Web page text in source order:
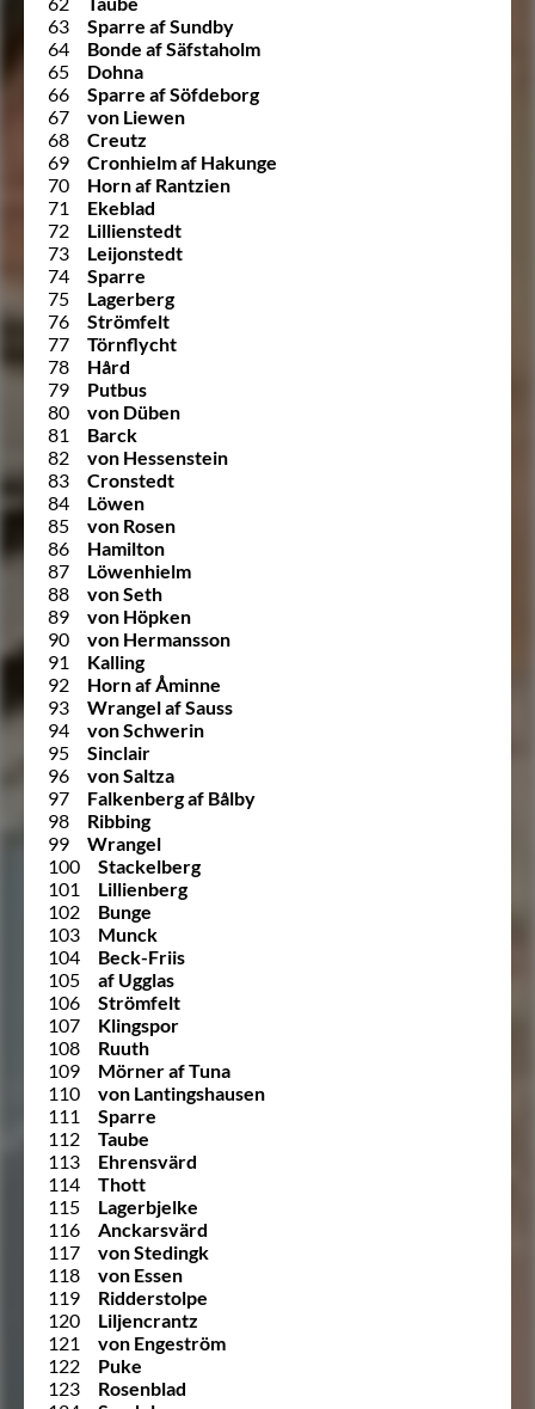
63
Sparre af Sundby
64
Bonde af Säfstaholm
65
Dohna
66
Sparre af Söfdeborg
67
von Liewen
68
Creutz
69
Cronhielm af Hakunge
70
Horn af Rantzien
71
Ekeblad
72
Lillienstedt
73
Leijonstedt
74
Sparre
75
Lagerberg
76
Strömfelt
77
Törnflycht
78
Hård
79
Putbus
80
von Düben
81
Barck
82
von Hessenstein
83
Cronstedt
84
Löwen
85
von Rosen
86
Hamilton
87
Löwenhielm
88
von Seth
89
von Höpken
90
von Hermansson
91
Kalling
92
Horn af Åminne
93
Wrangel af Sauss
94
von Schwerin
95
Sinclair
96
von Saltza
97
Falkenberg af Bålby
98
Ribbing
99
Wrangel
100
Stackelberg
101
Lillienberg
102
Bunge
103
Munck
104
Beck-Friis
105
af Ugglas
106
Strömfelt
107
Klingspor
108
Ruuth
109
Mörner af Tuna
110
von Lantingshausen
111
Sparre
112
Taube
113
Ehrensvärd
114
Thott
115
Lagerbjelke
116
Anckarsvärd
117
von Stedingk
118
von Essen
119
Ridderstolpe
120
Liljencrantz
121
von Engeström
122
Puke
123
Rosenblad